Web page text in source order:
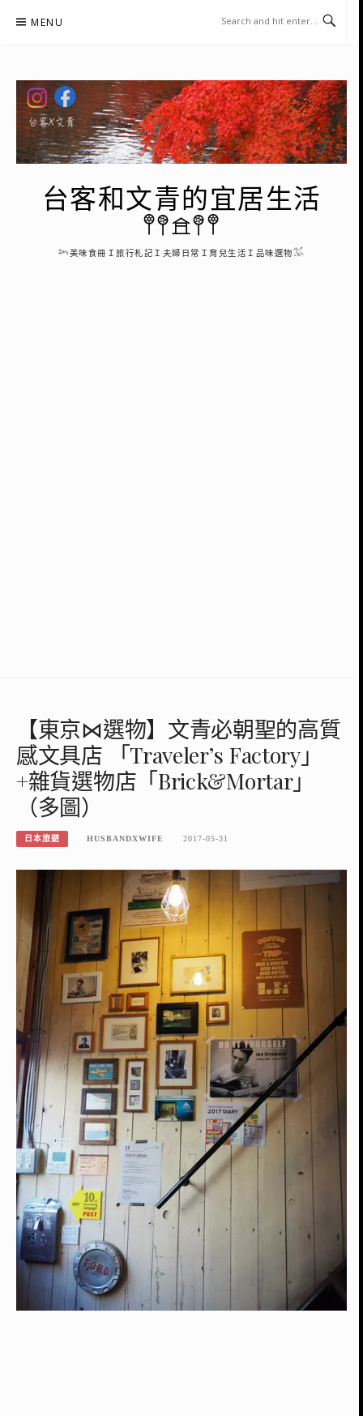
MENU
台客和文青的宜居生活
𖤣𖤥𖠿𖤥𖤣
𓆸美味食冊Ｉ旅行札記Ｉ夫婦日常Ｉ育兒生活Ｉ品味選物𓅮
【東京⋈選物】文青必朝聖的高質
感文具店 「Traveler’s Factory」
+雜貨選物店「Brick&Mortar」
（多圖）
日本旅遊 HUSBANDXWIFE 2017-05-31